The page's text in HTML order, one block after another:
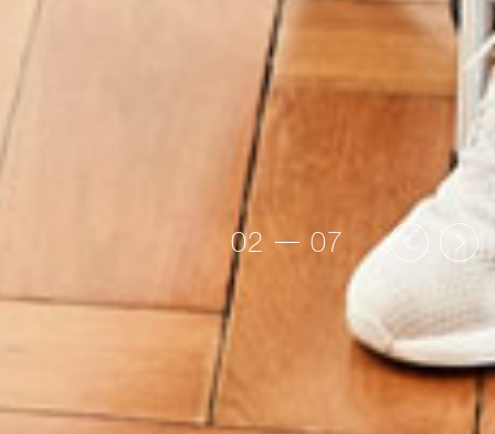
02 07 Previous
Next